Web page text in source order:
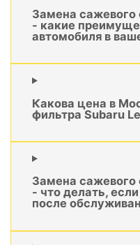
Замена сажевого
- какие
автомобиля в
Какова цена в
фильтра Subaru
Замена сажевого
- что делать,
после